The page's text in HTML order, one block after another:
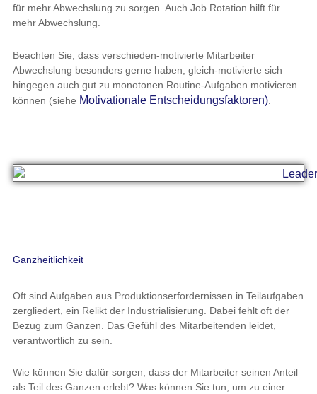
für mehr Abwechslung zu sorgen. Auch Job Rotation hilft für
mehr Abwechslung.
Beachten Sie, dass verschieden-motivierte Mitarbeiter
Abwechslung besonders gerne haben, gleich-motivierte sich
hingegen auch gut zu monotonen Routine-Aufgaben motivieren
können (siehe Motivationale Entscheidungsfaktoren).
Ganzheitlichkeit
Oft sind Aufgaben aus Produktionserfordernissen in Teilaufgaben
zergliedert, ein Relikt der Industrialisierung. Dabei fehlt oft der
Bezug zum Ganzen. Das Gefühl des Mitarbeitenden leidet,
verantwortlich zu sein.
Wie können Sie dafür sorgen, dass der Mitarbeiter seinen Anteil
als Teil des Ganzen erlebt? Was können Sie tun, um zu einer